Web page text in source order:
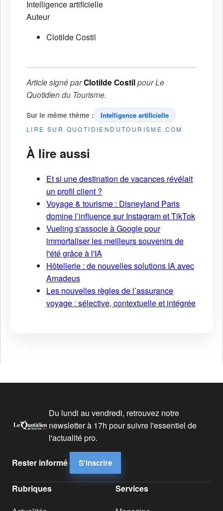
Intelligence artificielle
Auteur
Clotilde Costil
Article signé parClotilde CostilpourLe
Quotidien du Tourisme.
Sur le même thème : Intelligence artificielle
LIRE SUR QUOTIDIENDUTOURISME.COM
À lire aussi
Et si une destination de vacances révélait
un profil client ?
Voyage & tourisme : Disneyland Paris
domine l’influence sur Instagram et TikTok
Vueling s'associe à Google pour
immortaliser les meilleurs souvenirs de
l'été grâce à l'IA
Hôtellerie : de nouvelles solutions IA avec
Amadeus
Les nouvelles règles de l’assurance
voyage : sélective, contextuelle et intégrée
Du lundi au vendredi, retrouvez notre
newsletter à 17h pour suivre l'essentiel de
l'actualité pro.
Rester informé S'inscrire
Rubriques Services